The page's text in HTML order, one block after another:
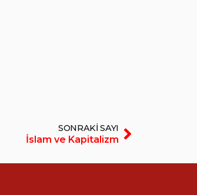
SONRAKI SAYI
İslam ve Kapitalizm